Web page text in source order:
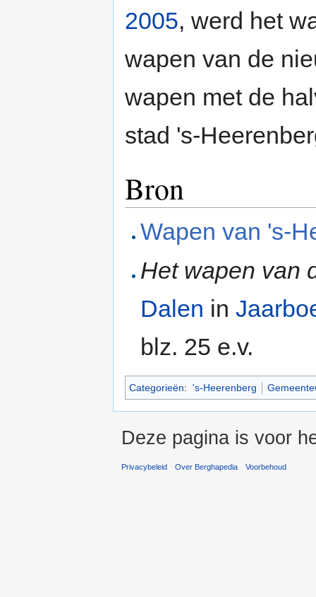
2005, werd het
wapen van de
wapen met de
stad 's-
Bron
Wapen van 's-
Het wapen van
Dalen in
blz. 25 e.v.
Categorieën: 's-Heerenberg
Deze pagina is voor
Privacybeleid Over Berghapedia Voorbehoud